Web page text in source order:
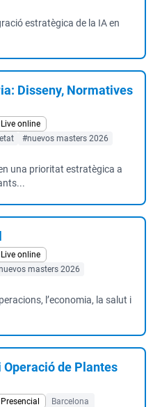
estratègica de la IA en
Disseny, Normatives
Live online
#nuevos masters 2026
una prioritat estratègica a
Live online
masters 2026
l’economia, la salut i
de Plantes
Presencial
Barcelona